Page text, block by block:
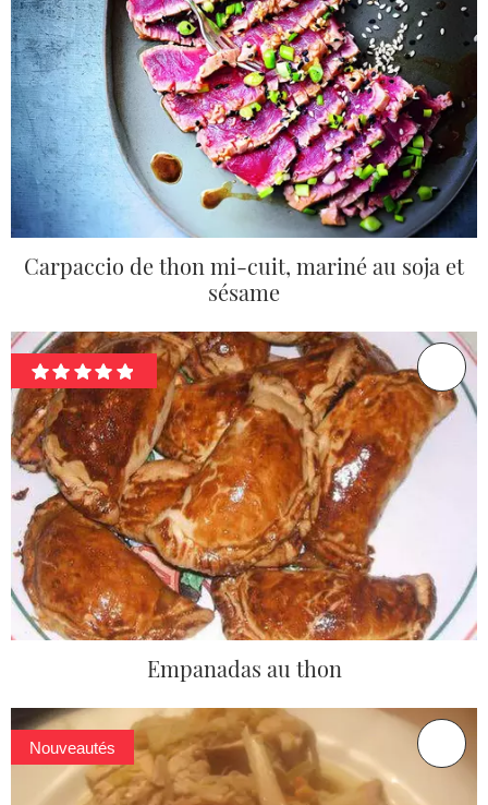
Carpaccio de thon mi-cuit, mariné au soja et
sésame
Empanadas au thon
Nouveautés